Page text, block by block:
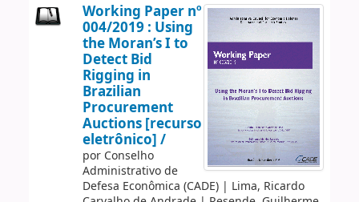
Working Paper nº
004/2019 : Using
the Moran’s I to
Detect Bid
Rigging in
Brazilian
Procurement
Auctions [recurso
eletrônico] /
por Conselho
Administrativo de
Defesa Econômica (CADE)| Lima, Ricardo